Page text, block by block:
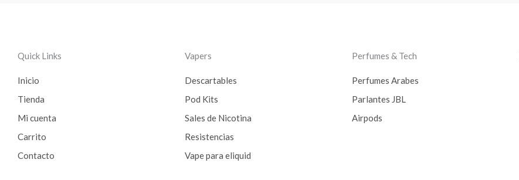
Quick Links
Inicio
Tienda
Mi cuenta
Carrito
Contacto
Vapers
Descartables
Pod Kits
Sales de Nicotina
Resistencias
Vape para eliquid
Perfumes & Tech
Perfumes Arabes
Parlantes JBL
Airpods